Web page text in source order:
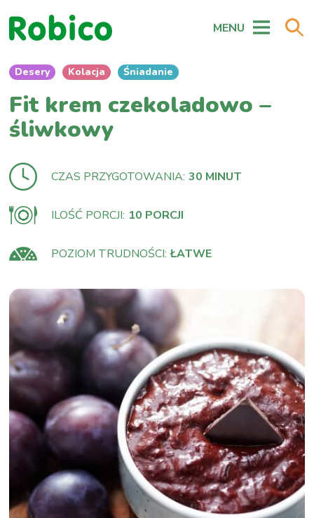
MENU
Desery Kolacja Śniadanie
Fit krem czekoladowo –
śliwkowy
CZAS PRZYGOTOWANIA: 30 MINUT
ILOŚĆ PORCJI: 10 PORCJI
POZIOM TRUDNOŚCI: ŁATWE